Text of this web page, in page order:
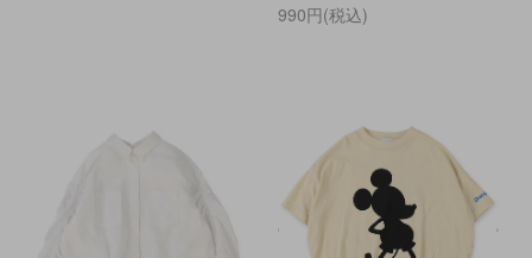
990円(税込)